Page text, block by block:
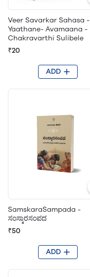
Veer Savarkar Sahasa -
Yaathane- Avamaana -
Chakravarthi Sulibele
₹20
ADD
SamskaraSampada -
ಸಂಸ್ಕಾರಸಂಪದ
₹50
ADD